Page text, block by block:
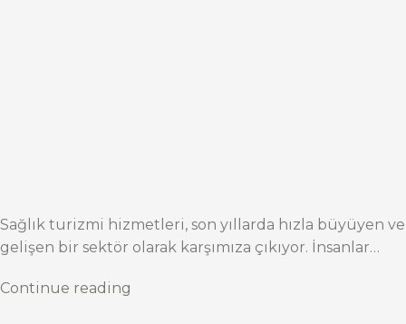
Sağlık turizmi hizmetleri, son yıllarda hızla büyüyen ve
gelişen bir sektör olarak karşımıza çıkıyor. İnsanlar…
Continue reading